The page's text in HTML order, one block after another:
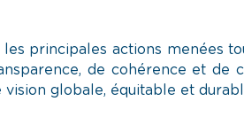
principales actions menées
de cohérence et de
globale, équitable et